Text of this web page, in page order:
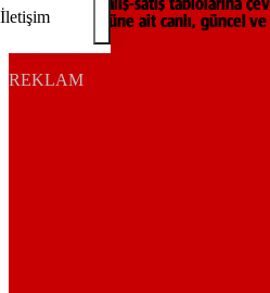
İletişim
gözler güncel alış-satış tablolarına
Perşembe gününe ait canlı, güncel
REKLAM